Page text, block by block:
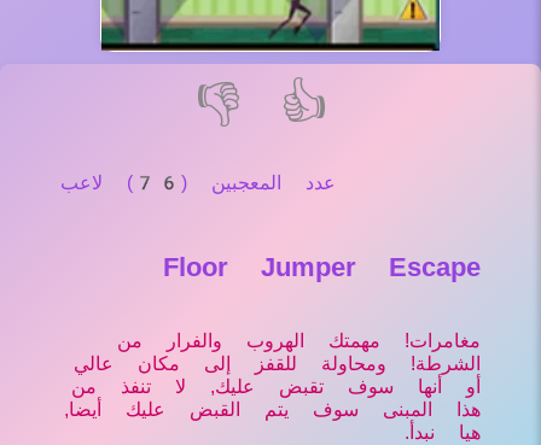
👍
👎
عدد المعجبين (76) لاعب
Floor Jumper Escape
مغامرات! مهمتك الهروب والفرار من
الشرطة! ومحاولة للقفز إلى مكان عالي
أو أنها سوف تقبض عليك, لا تنفذ من
هذا المبنى سوف يتم القبض عليك أيضا,
هيا نبدأ.